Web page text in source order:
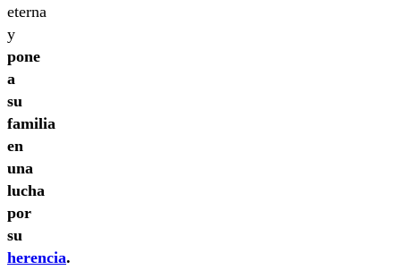
eterna
y
pone
a
su
familia
en
una
lucha
por
su
herencia.